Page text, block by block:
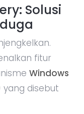
Solusi
fitur
Windows
yang disebut